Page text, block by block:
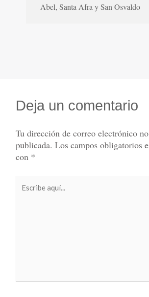
Abel, Santa Afra y San Osvaldo
Deja un comentario
Tu dirección de correo electrónico
publicada. Los campos obligatorios
con *
aquí...